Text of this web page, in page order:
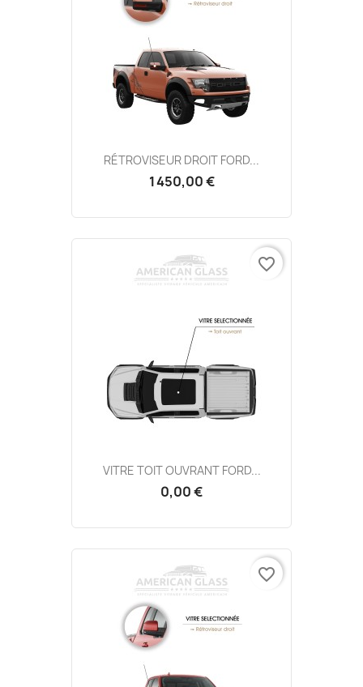
RÉTROVISEUR DROIT FORD...
1 450,00 €
VITRE TOIT OUVRANT FORD...
0,00 €
favorite_border
favorite_border